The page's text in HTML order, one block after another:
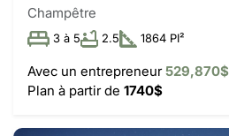
Champêtre
3 à 5 2.5 1864 PI²
Avec un entrepreneur529,870$
Plan à partir de 1740$